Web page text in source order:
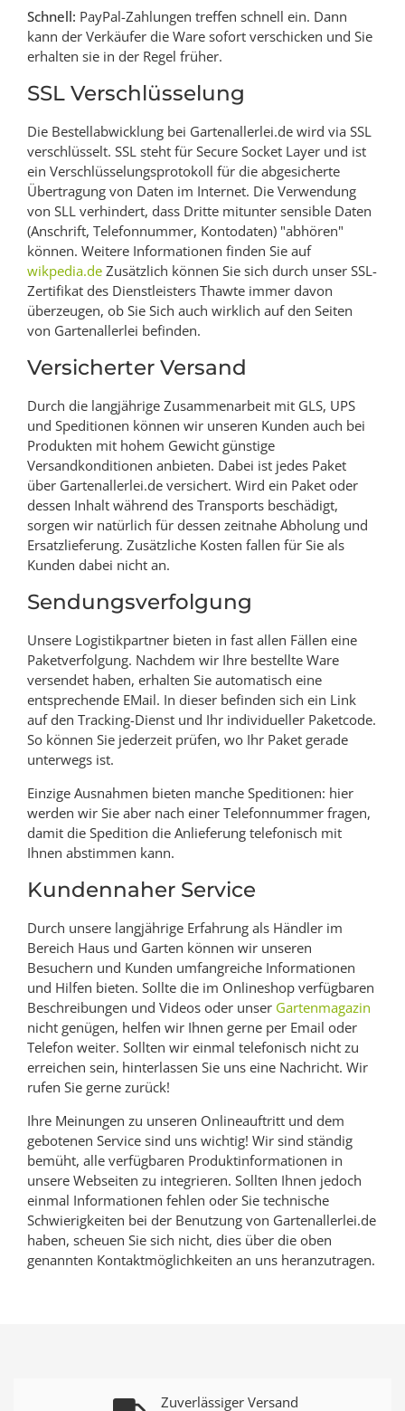
Schnell: PayPal-Zahlungen treffen schnell ein. Dann
kann der Verkäufer die Ware sofort verschicken und Sie
erhalten sie in der Regel früher.
SSL Verschlüsselung
Die Bestellabwicklung bei Gartenallerlei.de wird via SSL
verschlüsselt. SSL steht für Secure Socket Layer und ist
ein Verschlüsselungsprotokoll für die abgesicherte
Übertragung von Daten im Internet. Die Verwendung
von SLL verhindert, dass Dritte mitunter sensible Daten
(Anschrift, Telefonnummer, Kontodaten) "abhören"
können. Weitere Informationen finden Sie auf
wikpedia.de Zusätzlich können Sie sich durch unser SSL-
Zertifikat des Dienstleisters Thawte immer davon
überzeugen, ob Sie Sich auch wirklich auf den Seiten
von Gartenallerlei befinden.
Versicherter Versand
Durch die langjährige Zusammenarbeit mit GLS, UPS
und Speditionen können wir unseren Kunden auch bei
Produkten mit hohem Gewicht günstige
Versandkonditionen anbieten. Dabei ist jedes Paket
über Gartenallerlei.de versichert. Wird ein Paket oder
dessen Inhalt während des Transports beschädigt,
sorgen wir natürlich für dessen zeitnahe Abholung und
Ersatzlieferung. Zusätzliche Kosten fallen für Sie als
Kunden dabei nicht an.
Sendungsverfolgung
Unsere Logistikpartner bieten in fast allen Fällen eine
Paketverfolgung. Nachdem wir Ihre bestellte Ware
versendet haben, erhalten Sie automatisch eine
entsprechende EMail. In dieser befinden sich ein Link
auf den Tracking-Dienst und Ihr individueller Paketcode.
So können Sie jederzeit prüfen, wo Ihr Paket gerade
unterwegs ist.
Einzige Ausnahmen bieten manche Speditionen: hier
werden wir Sie aber nach einer Telefonnummer fragen,
damit die Spedition die Anlieferung telefonisch mit
Ihnen abstimmen kann.
Kundennaher Service
Durch unsere langjährige Erfahrung als Händler im
Bereich Haus und Garten können wir unseren
Besuchern und Kunden umfangreiche Informationen
und Hilfen bieten. Sollte die im Onlineshop verfügbaren
Beschreibungen und Videos oder unser Gartenmagazin
nicht genügen, helfen wir Ihnen gerne per Email oder
Telefon weiter. Sollten wir einmal telefonisch nicht zu
erreichen sein, hinterlassen Sie uns eine Nachricht. Wir
rufen Sie gerne zurück!
Ihre Meinungen zu unseren Onlineauftritt und dem
gebotenen Service sind uns wichtig! Wir sind ständig
bemüht, alle verfügbaren Produktinformationen in
unsere Webseiten zu integrieren. Sollten Ihnen jedoch
einmal Informationen fehlen oder Sie technische
Schwierigkeiten bei der Benutzung von Gartenallerlei.de
haben, scheuen Sie sich nicht, dies über die oben
genannten Kontaktmöglichkeiten an uns heranzutragen.
Zuverlässiger Versand